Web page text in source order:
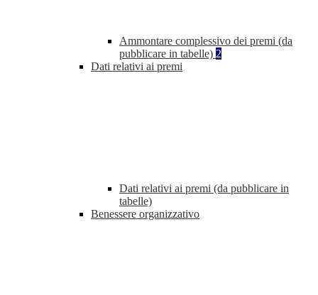
Ammontare complessivo dei premi (da
pubblicare in tabelle) 2
Dati relativi ai premi
Dati relativi ai premi (da pubblicare in
tabelle)
Benessere organizzativo